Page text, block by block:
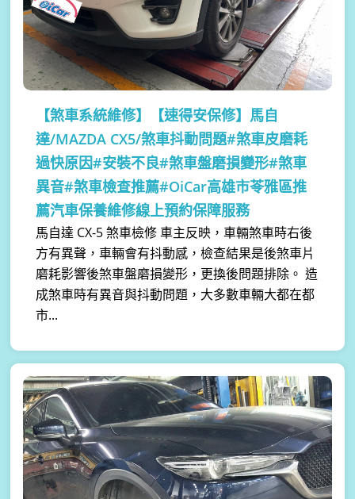
【煞車系統維修】
【速得安保修】馬自
達/MAZDA CX5/煞車抖動問題#煞車皮磨耗
過快原因#安裝不良#煞車盤磨損變形#煞車
異音#煞車檢查推薦#OiCar高雄市苓雅區推
薦汽車保養維修線上預約保障服務
馬自達 CX-5 煞車檢修 車主反映，車輛煞車時右後
方有異聲，車輛會有抖動感，檢查結果是後煞車片
磨耗影響後煞車盤磨損變形，更換後問題排除。 造
成煞車時有異音與抖動問題，大多數車輛大都在都
市...